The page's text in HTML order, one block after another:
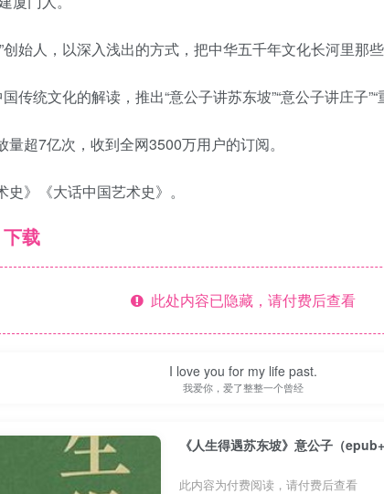
始人，以深入浅出的方式，把中华五千年文化长河里那
传统文化的解读，推出“意公子讲苏东坡”“意公子讲庄子”“
超7亿次，收到全网3500万用户的订阅。
》《大话中国艺术史》。
下载
此处内容已隐藏，请付费后查看
I love you for my life past.
我爱你，爱了整整一个曾经
《人生得遇苏东坡》意公子（
此内容为付费阅读，请付费后查看